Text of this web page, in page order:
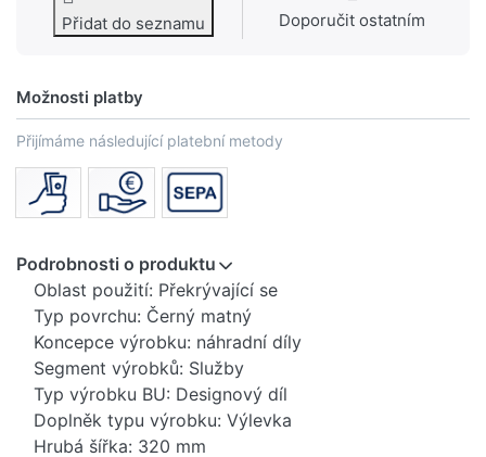
Přidat do seznamu Doporučit ostatním
Možnosti platby
Přijímáme následující platební metody
Podrobnosti o produktu
Oblast použití: Překrývající se
Typ povrchu: Černý matný
Koncepce výrobku: náhradní díly
Segment výrobků: Služby
Typ výrobku BU: Designový díl
Doplněk typu výrobku: Výlevka
Hrubá šířka: 320 mm